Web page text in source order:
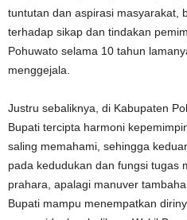
tuntutan dan aspirasi masyarakat,
terhadap sikap dan tindakan
Pohuwato selama 10 tahun
menggejala.
Justru sebaliknya, di Kabupaten
Bupati tercipta harmoni
saling memahami, sehingga
pada kedudukan dan fungsi tugas
prahara, apalagi manuver
Bupati mampu menempatkan